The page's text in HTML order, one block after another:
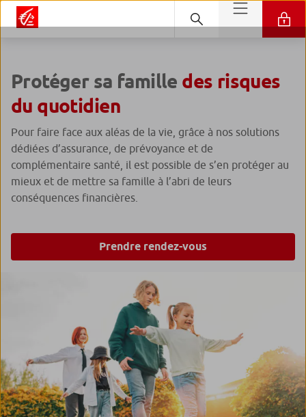
Protéger sa famille des risques
du quotidien
Pour faire face aux aléas de la vie, grâce à nos solutions
dédiées d’assurance, de prévoyance et de
complémentaire santé, il est possible de s’en protéger au
mieux et de mettre sa famille à l’abri de leurs
conséquences financières.
Prendre rendez-vous